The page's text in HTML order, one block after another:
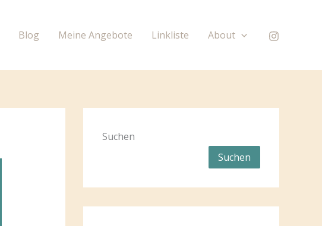
Blog Meine Angebote Linkliste About
Suchen
Suchen